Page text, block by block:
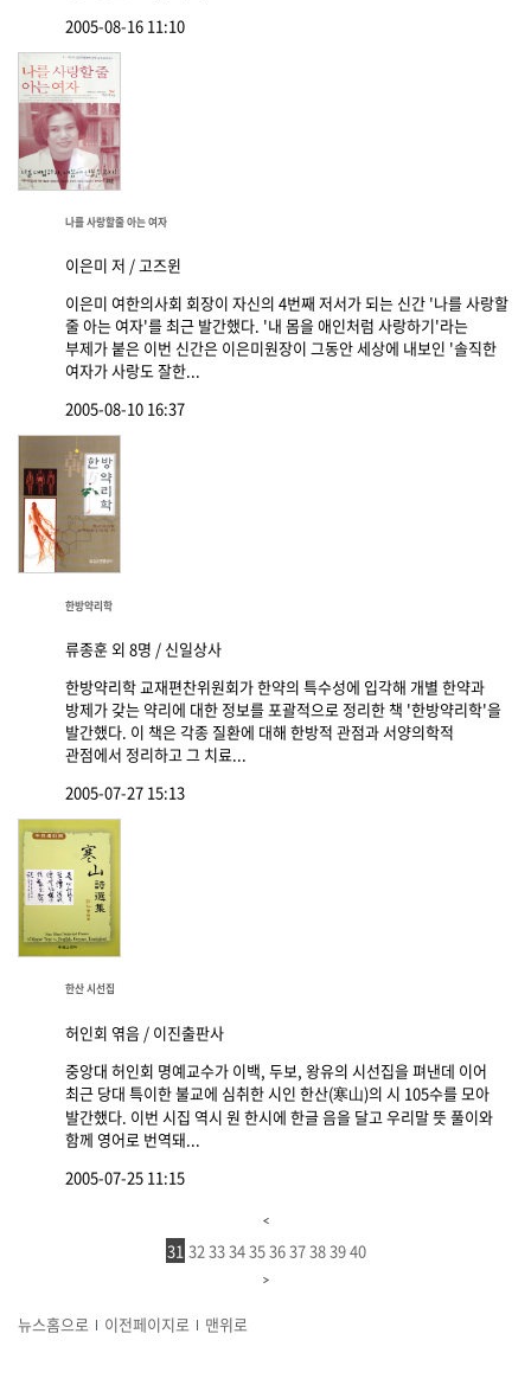
2005-08-16 11:10
나를 사랑할줄 아는 여자
이은미 저 / 고즈윈
이은미 여한의사회 회장이 자신의 4번째 저서가 되는 신간 '나를 사랑할
줄 아는 여자'를 최근 발간했다. '내 몸을 애인처럼 사랑하기'라는
부제가 붙은 이번 신간은 이은미원장이 그동안 세상에 내보인 '솔직한
여자가 사랑도 잘한...
2005-08-10 16:37
한방약리학
류종훈 외 8명 / 신일상사
한방약리학 교재편찬위원회가 한약의 특수성에 입각해 개별 한약과
방제가 갖는 약리에 대한 정보를 포괄적으로 정리한 책 '한방약리학'을
발간했다. 이 책은 각종 질환에 대해 한방적 관점과 서양의학적
관점에서 정리하고 그 치료...
2005-07-27 15:13
한산 시선집
허인회 엮음 / 이진출판사
중앙대 허인회 명예교수가 이백, 두보, 왕유의 시선집을 펴낸데 이어
최근 당대 특이한 불교에 심취한 시인 한산(寒山)의 시 105수를 모아
발간했다. 이번 시집 역시 원 한시에 한글 음을 달고 우리말 뜻 풀이와
함께 영어로 번역돼...
2005-07-25 11:15
31 32 33 34 35 36 37 38 3940
뉴스홈으로 이전페이지로 맨위로